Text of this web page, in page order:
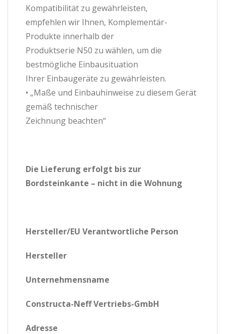
Kompatibilität zu gewährleisten,
empfehlen wir Ihnen, Komplementär-
Produkte innerhalb der
Produktserie N50 zu wählen, um die
bestmögliche Einbausituation
Ihrer Einbaugeräte zu gewährleisten.
• „Maße und Einbauhinweise zu diesem Gerät
gemäß technischer
Zeichnung beachten“
Die Lieferung erfolgt bis zur
Bordsteinkante – nicht in die Wohnung
Hersteller/EU Verantwortliche Person
Hersteller
Unternehmensname
Constructa-Neff Vertriebs-GmbH
Adresse